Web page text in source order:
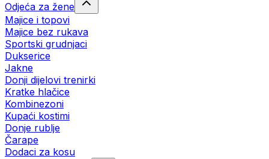
Odjeća za žene
Majice i topovi
Majice bez rukava
Sportski grudnjaci
Dukserice
Jakne
Donji dijelovi trenirki
Kratke hlačice
Kombinezoni
Kupaći kostimi
Donje rublje
Čarape
Dodaci za kosu